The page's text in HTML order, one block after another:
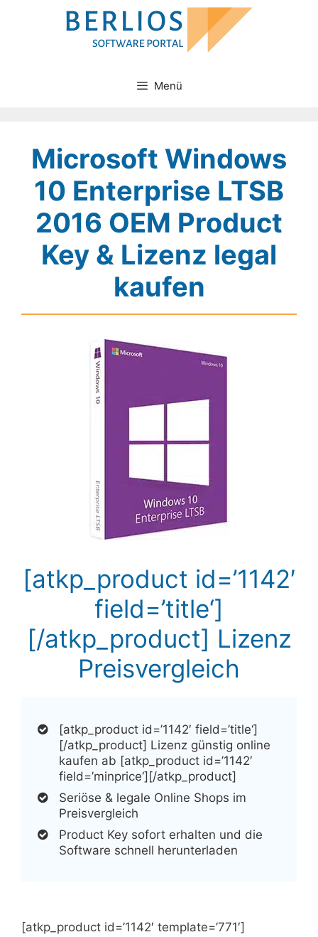
Menü
Microsoft Windows
10 Enterprise LTSB
2016 OEM Product
Key & Lizenz legal
kaufen
[atkp_product id=’1142′
field=’title‘]
[/atkp_product] Lizenz
Preisvergleich
[atkp_product id=’1142′ field=’title‘]
[/atkp_product] Lizenz günstig online
kaufen ab [atkp_product id=’1142′
field=’minprice‘][/atkp_product]
Seriöse & legale Online Shops im
Preisvergleich
Product Key sofort erhalten und die
Software schnell herunterladen
[atkp_product id=’1142′ template=’771′]